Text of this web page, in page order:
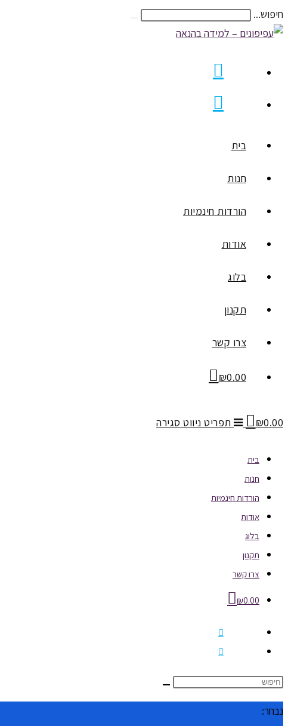
Skip
to
חיפוש...
בית
חנות
הורדות חינמיות
אודות
בלוג
תקנון
צרו קשר
₪0.00
₪0.00 תפריט ניווט סגירה
בית
חנות
הורדות חינמיות
אודות
בלוג
תקנון
צרו קשר
₪0.00
נבחר: